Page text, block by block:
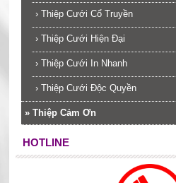
› Thiệp Cưới Cổ Truyền
› Thiệp Cưới Hiện Đại
› Thiệp Cưới In Nhanh
› Thiệp Cưới Độc Quyền
» Thiệp Cảm Ơn
HOTLINE